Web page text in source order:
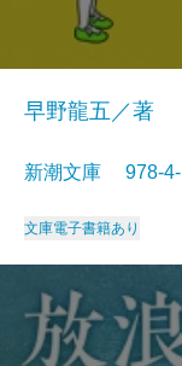
早野龍五／著
新潮文庫 978-
文庫電子書籍あり